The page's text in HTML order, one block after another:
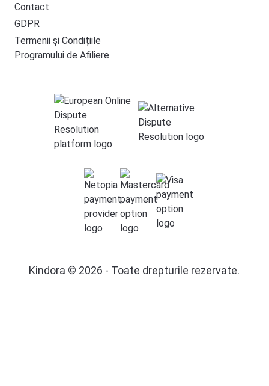
Contact
GDPR
Termenii și Condițiile
Programului de Afiliere
Kindora © 2026 - Toate drepturile rezervate.